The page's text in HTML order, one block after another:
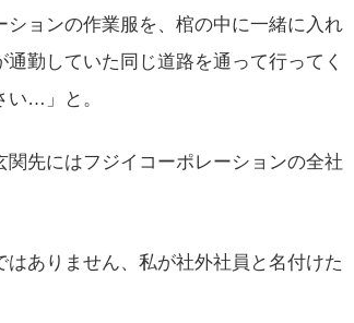
ションの作業服を、棺の中に一緒に入れ
勤していた同じ道路を通って行ってく
い…」と。
先にはフジイコーポレーションの全社
ありません、私が社外社員と名付けた